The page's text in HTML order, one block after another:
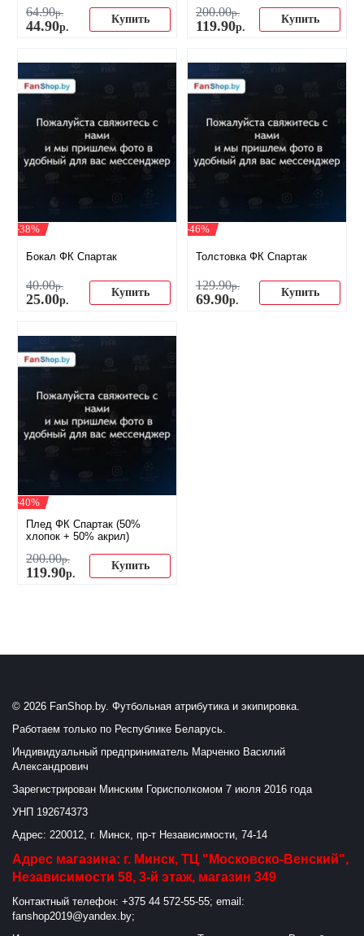
64.90р.
44.90р.
Купить
200.00р.
119.90р.
Купить
-38%
Бокал ФК Спартак
40.00р.
25.00р.
Купить
-46%
Толстовка ФК Спартак
129.90р.
69.90р.
Купить
-40%
Плед ФК Спартак (50%
хлопок + 50% акрил)
200.00р.
119.90р.
Купить
© 2026 FanShop.by. Футбольная атрибутика и экипировка.
Работаем только по Республике Беларусь.
Индивидуальный предприниматель Марченко Василий
Александрович
Зарегистрирован Минским Горисполкомом 7 июля 2016 года
УНП 192674373
Адрес: 220012, г. Минск, пр-т Независимости, 74-14
Адрес магазина: г. Минск, ТЦ "Московско-Венский",
Независимости 58, 3-й этаж, магазин 349
Контактный телефон: +375 44 572-55-55; email:
fanshop2019@yandex.by;